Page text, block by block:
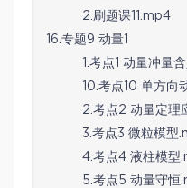
2.刷题课11.mp4
16.专题9 动量1
1.考点1 动量冲量
10.考点10 单方向
2.考点2 动量定理
3.考点3 微粒模型
4.考点4 液柱模型
5.考点5 动量守恒